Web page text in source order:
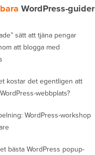
WordPress-guider
sätt att tjäna pengar
att blogga med
kostar det egentligen att
webbplats?
WordPress-workshop
bästa WordPress popup-